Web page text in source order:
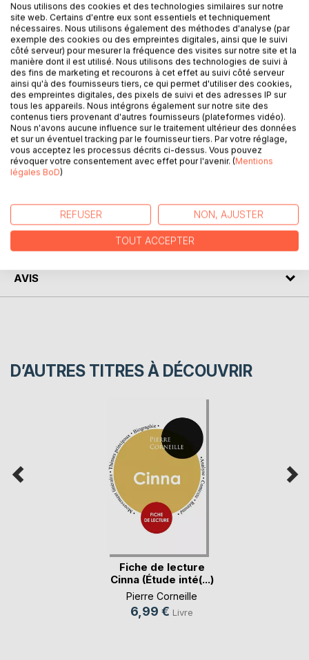
DESCRIPTION
Venez découvrir Attila de Corneille grâce à une analyse
littéraire de référence ! Écrite par un spécialiste
universitaire, cette fiche de lecture est recommandée par
de nombreux enseignants. Cet ouvrage contient la
biographie de l'écrivain, le résumé détaillé, le mouvement
littéraire, le contexte de publication de l'oeuvre et l'analyse
complète. Retrouvez tous nos titres sur :
www.fichedelecture.fr.
AUTEUR(S)
AVIS
D’AUTRES TITRES À DÉCOUVRIR
Fiche de lecture
Cinna (Étude inté(...)
Pierre Corneille
6,99 € Livre
Nous utilisons des cookies et des technologies similaires sur notre
site web. Certains d'entre eux sont essentiels et techniquement
nécessaires. Nous utilisons également des méthodes d'analyse (par
exemple des cookies ou des empreintes digitales, ainsi que le suivi
côté serveur) pour mesurer la fréquence des visites sur notre site et la
manière dont il est utilisé. Nous utilisons des technologies de suivi à
des fins de marketing et recourons à cet effet au suivi côté serveur
ainsi qu'à des fournisseurs tiers, ce qui permet d'utiliser des cookies,
des empreintes digitales, des pixels de suivi et des adresses IP sur
tous les appareils. Nous intégrons également sur notre site des
contenus tiers provenant d'autres fournisseurs (plateformes vidéo).
Nous n'avons aucune influence sur le traitement ultérieur des données
et sur un éventuel tracking par le fournisseur tiers. Par votre réglage,
vous acceptez les processus décrits ci-dessus. Vous pouvez
révoquer votre consentement avec effet pour l'avenir. (Mentions
légales BoD)
REFUSER NON, AJUSTER
TOUT ACCEPTER